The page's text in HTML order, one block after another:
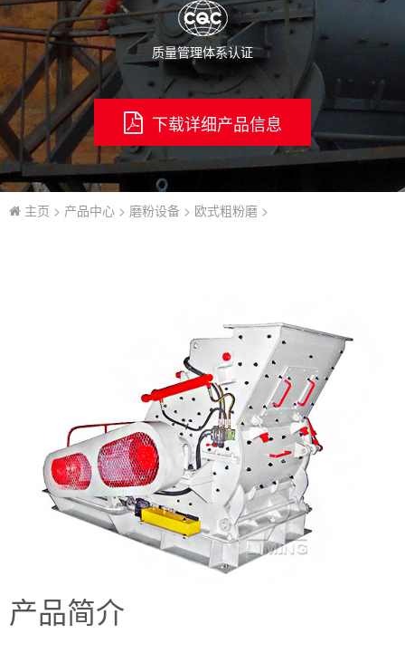
质量管理体系认证
下载详细产品信息
主页 > 产品中心 > 磨粉设备 > 欧式粗粉磨 >
产品简介